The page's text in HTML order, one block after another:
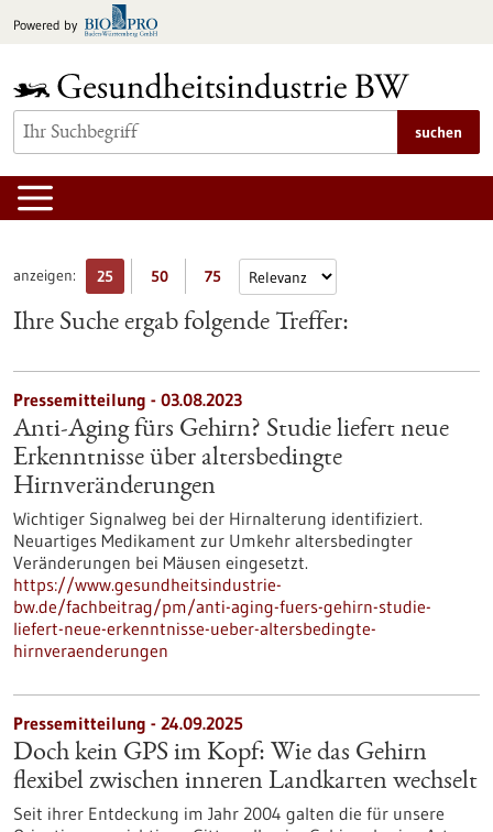
Inhalt
Powered by
suchen
anzeigen: 25 50 75
Ihre Suche ergab folgende Treffer:
Pressemitteilung - 03.08.2023
Anti-Aging fürs Gehirn? Studie liefert neue
Erkenntnisse über altersbedingte
Hirnveränderungen
Wichtiger Signalweg bei der Hirnalterung identifiziert.
Neuartiges Medikament zur Umkehr altersbedingter
Veränderungen bei Mäusen eingesetzt.
https://www.gesundheitsindustrie-
bw.de/fachbeitrag/pm/anti-aging-fuers-gehirn-studie-
liefert-neue-erkenntnisse-ueber-altersbedingte-
hirnveraenderungen
Pressemitteilung - 24.09.2025
Doch kein GPS im Kopf: Wie das Gehirn
flexibel zwischen inneren Landkarten wechselt
Seit ihrer Entdeckung im Jahr 2004 galten die für unsere